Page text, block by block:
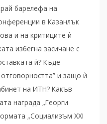
барелефа на
в Казанлък
и на критиците ѝ
избегна засичане с
ѝ? Къде
и защо ѝ
на ИТН? Какъв
награда „Георги
„Социализъм XXI